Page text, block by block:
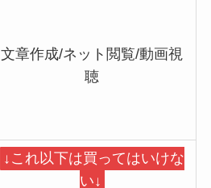
文章作成/ネット閲覧/動画視
聴
↓これ以下は買ってはいけな
い↓